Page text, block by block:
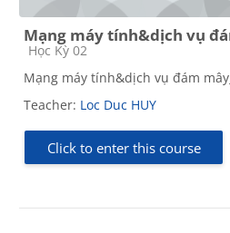
Mạng máy tính&dịch vụ
Course category
Học Kỳ 02
Mạng máy tính&dịch vụ đám
Teacher: Loc Duc HUY
Click to enter this course